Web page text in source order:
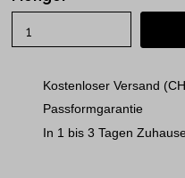
Kostenloser Versand
Passformgarantie
In 1 bis 3 Tagen Zuhause